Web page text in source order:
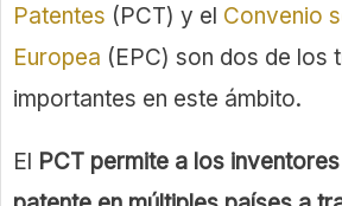
Patentes (PCT) y el Convenio
Europea (EPC) son dos de los
importantes en este ámbito.
El PCT permite a los